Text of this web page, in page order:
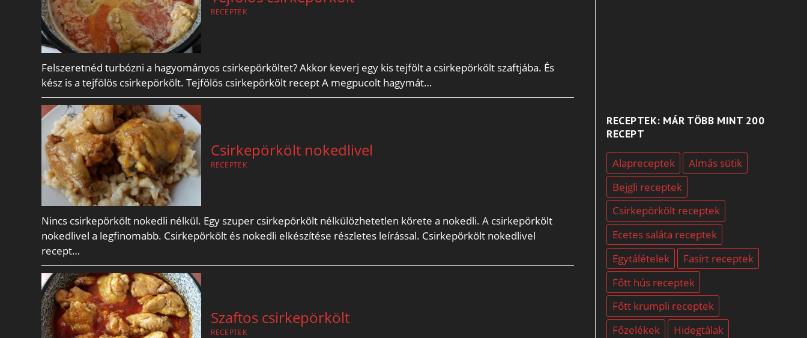
RECEPTEK
Felszeretnéd turbózni a hagyományos csirkepörköltet? Akkor keverj egy kis tejfölt a csirkepörkölt szaftjába. És
kész is a tejfölös csirkepörkölt. Tejfölös csirkepörkölt recept A megpucolt hagymát…
Csirkepörkölt nokedlivel
RECEPTEK
Nincs csirkepörkölt nokedli nélkül. Egy szuper csirkepörkölt nélkülözhetetlen körete a nokedli. A csirkepörkölt
nokedlivel a legfinomabb. Csirkepörkölt és nokedli elkészítése részletes leírással. Csirkepörkölt nokedlivel
recept…
Szaftos csirkepörkölt
RECEPTEK
RECEPTEK: MÁR TÖBB MINT 200
RECEPT
Alapreceptek
Almás sütik
Bejgli receptek
Csirkepörkölt receptek
Ecetes saláta receptek
Egytálételek
Fasírt receptek
Főtt hús receptek
Főtt krumpli receptek
Főzelékek
Hidegtálak